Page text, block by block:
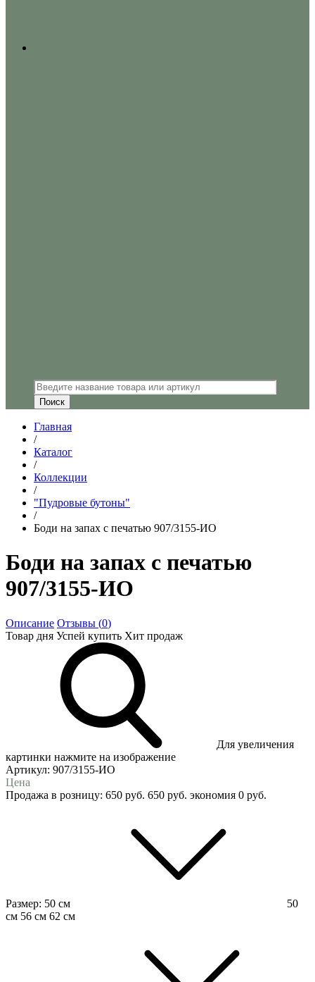
Главная
/
Каталог
/
Коллекции
/
"Пудровые бутоны"
/
Боди на запах с печатью 907/3155-ИО
Боди на запах с печатью
907/3155-ИО
Описание Отзывы (0)
Товар дня Успей купить Хит продаж
Для увеличения
картинки нажмите на изображение
Артикул: 907/3155-ИО
Цена
Продажа в розницу: 650 руб. 650 руб. экономия 0 руб.
Размер: 50 см
50
см 56 см 62 см